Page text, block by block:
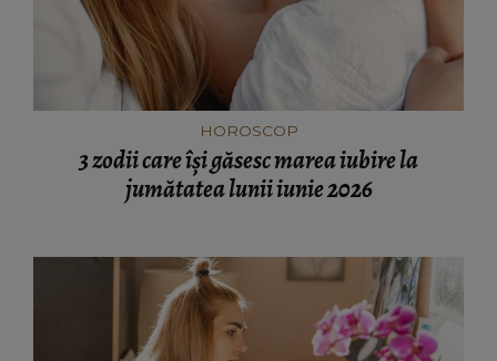
HOROSCOP
3 zodii care își găsesc marea iubire la
jumătatea lunii iunie 2026